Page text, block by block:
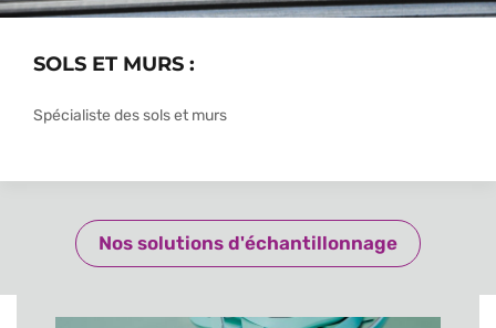
SOLS ET MURS :
Spécialiste des sols et murs
Nos solutions d'échantillonnage